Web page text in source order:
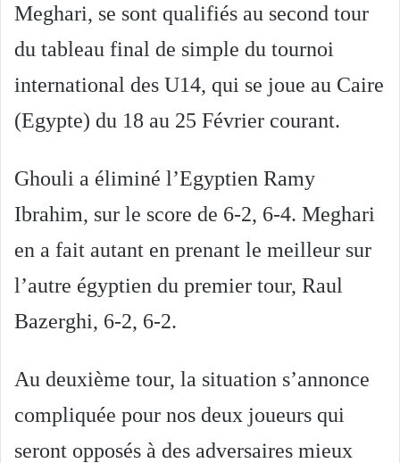
Meghari, se sont qualifiés au second tour
du tableau final de simple du tournoi
international des U14, qui se joue au Caire
(Egypte) du 18 au 25 Février courant.
Ghouli a éliminé l’Egyptien Ramy
Ibrahim, sur le score de 6-2, 6-4. Meghari
en a fait autant en prenant le meilleur sur
l’autre égyptien du premier tour, Raul
Bazerghi, 6-2, 6-2.
Au deuxième tour, la situation s’annonce
compliquée pour nos deux joueurs qui
seront opposés à des adversaires mieux